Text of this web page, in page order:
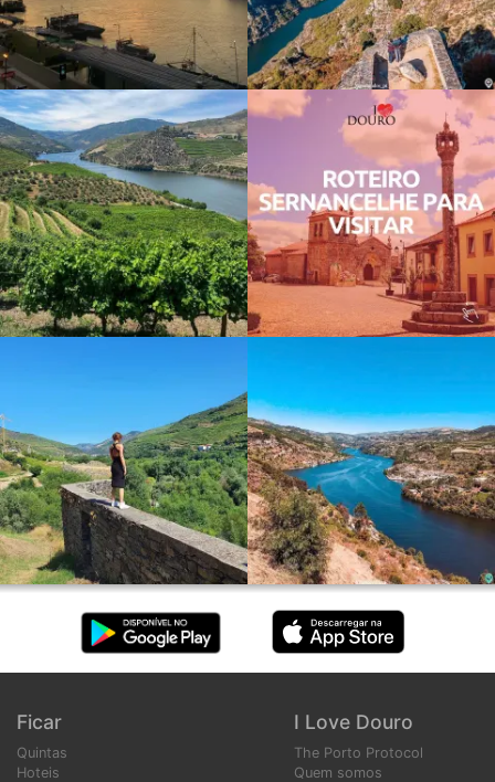
I Love Douro
The Porto Protocol
Quem somos
Ficar
Quintas
Hoteis